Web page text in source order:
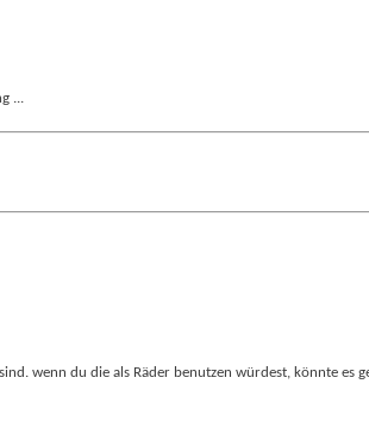
...
wenn du die als Räder benutzen würdest, könnte es